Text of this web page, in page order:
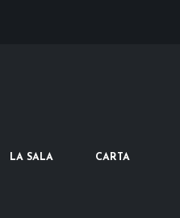
LA SALA CARTA